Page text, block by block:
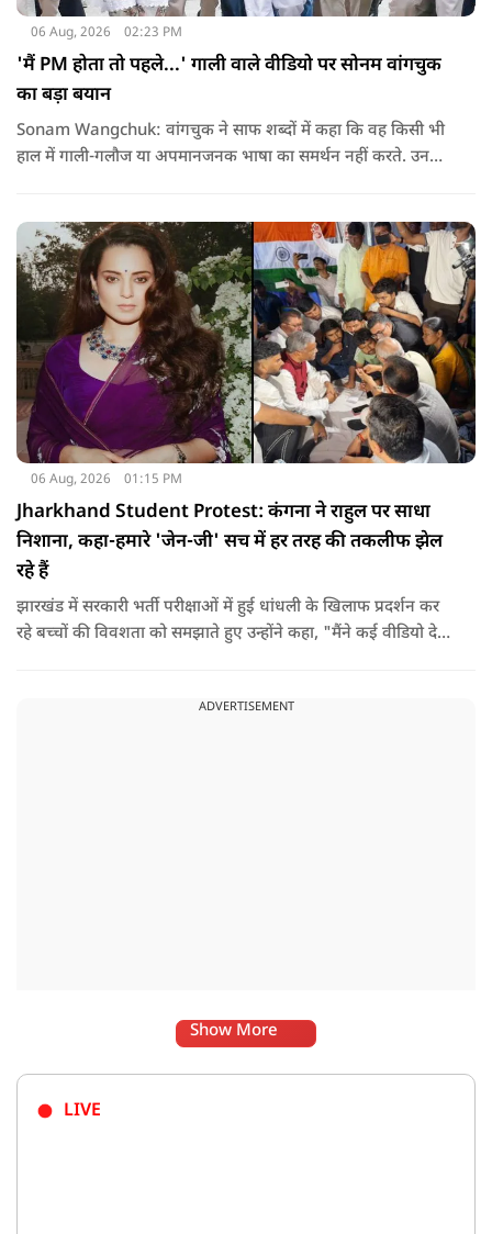
06 Aug, 2026 02:23 PM
'मैं PM होता तो पहले...' गाली वाले वीडियो पर सोनम वांगचुक
का बड़ा बयान
Sonam Wangchuk: वांगचुक ने साफ शब्दों में कहा कि वह किसी भी
हाल में गाली-गलौज या अपमानजनक भाषा का समर्थन नहीं करते. उनका
06 Aug, 2026 01:15 PM
Jharkhand Student Protest: कंगना ने राहुल पर साधा
निशाना, कहा-हमारे 'जेन-जी' सच में हर तरह की तकलीफ झेल
रहे हैं
झारखंड में सरकारी भर्ती परीक्षाओं में हुई धांधली के खिलाफ प्रदर्शन कर
रहे बच्चों की विवशता को समझाते हुए उन्होंने कहा, "मैंने कई वीडियो देखे
यहां तक गंभीर हैं कि बच्चों के पास ऑनलाइन फूड नहीं जा पा रहा है. ऐसी
ADVERTISEMENT
Show More
LIVE